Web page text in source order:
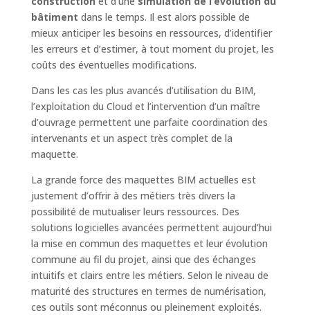
bâtiment dans le temps. Il est alors possible de
mieux anticiper les besoins en ressources, d’identifier
les erreurs et d’estimer, à tout moment du projet, les
coûts des éventuelles modifications.
Dans les cas les plus avancés d’utilisation du BIM,
l’exploitation du Cloud et l’intervention d’un maître
d’ouvrage permettent une parfaite coordination des
intervenants et un aspect très complet de la
maquette.
La grande force des maquettes BIM actuelles est
justement d’offrir à des métiers très divers la
possibilité de mutualiser leurs ressources. Des
solutions logicielles avancées permettent aujourd’hui
la mise en commun des maquettes et leur évolution
commune au fil du projet, ainsi que des échanges
intuitifs et clairs entre les métiers. Selon le niveau de
maturité des structures en termes de numérisation,
ces outils sont méconnus ou pleinement exploités.